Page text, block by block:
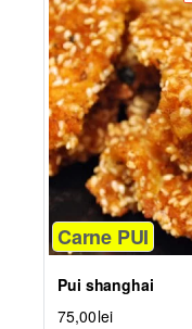
Carne PUI
Pui shanghai
75,00lei